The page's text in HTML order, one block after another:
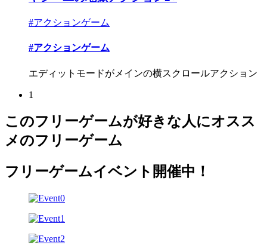
#アクションゲーム
#アクションゲーム
エディットモードがメインの横スクロールアクション
1
このフリーゲームが好きな人にオスス
メのフリーゲーム
フリーゲームイベント開催中！